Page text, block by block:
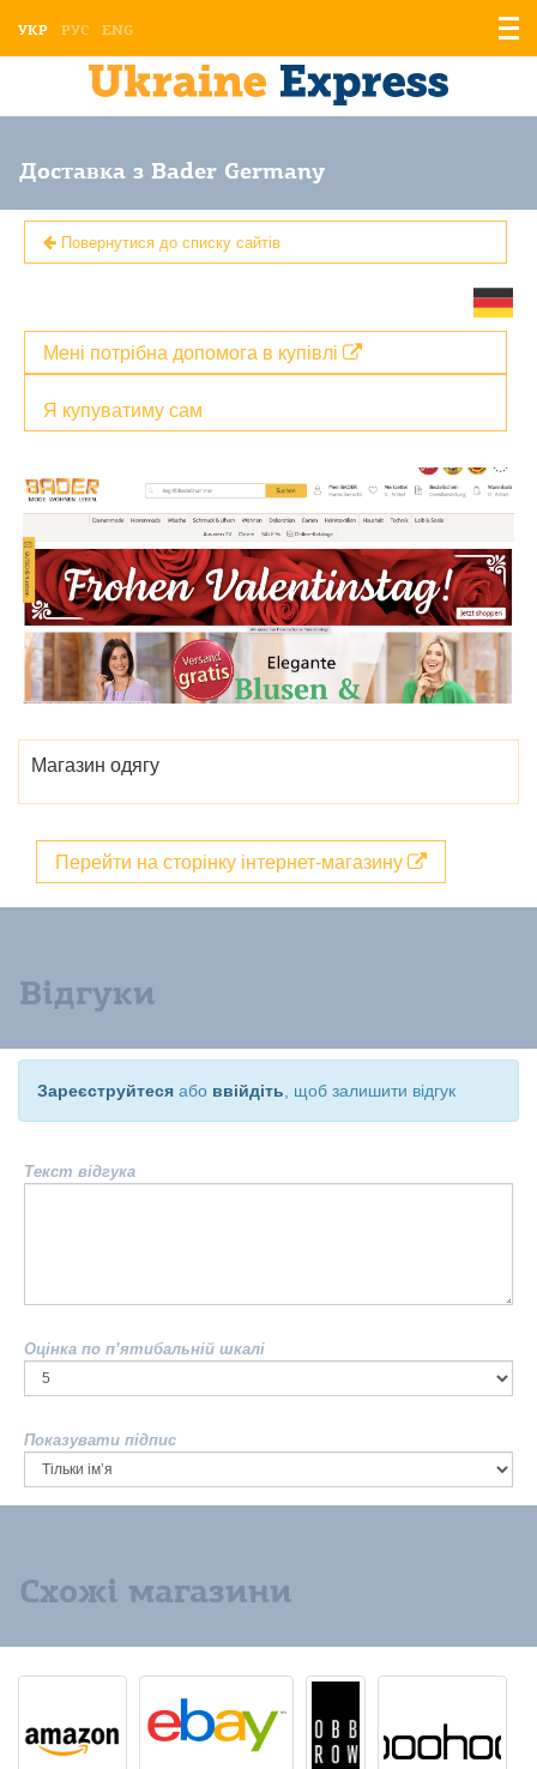
УКР РУС ENG
Доставка з Bader Germany
Повернутися до списку сайтів
Я купуватиму сам
Мені потрібна допомога в купівлі
Магазин одягу
Перейти на сторінку інтернет-магазину
Відгуки
Зареєструйтеся або ввійдіть , щоб залишити відгук
Текст відгука
Оцінка по п’ятибальній шкалі
Показувати підпис
Схожі магазини